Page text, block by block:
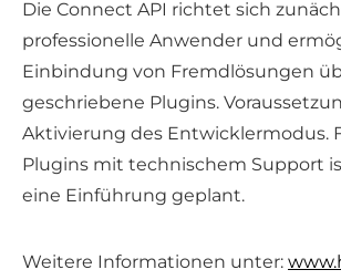
Die Connect API richtet sich
professionelle Anwender und
Einbindung von Fremdlösungen
geschriebene Plugins.
Aktivierung des Entwicklermodus.
Plugins mit technischem Support
eine Einführung geplant.
Weitere Informationen unter: